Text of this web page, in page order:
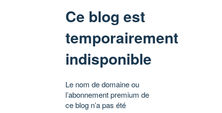
Ce blog est
temporairement
indisponible
Le nom de domaine ou
l’abonnement premium de
ce blog n’a pas été